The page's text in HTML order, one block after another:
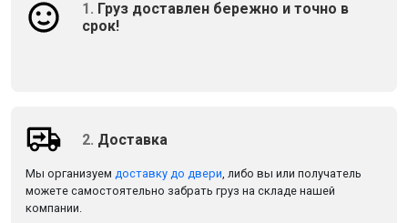
1. Груз доставлен бережно и точно в
срок!
2. Доставка
Мы организуем доставку до двери, либо вы или получатель
можете самостоятельно забрать груз на складе нашей
компании.